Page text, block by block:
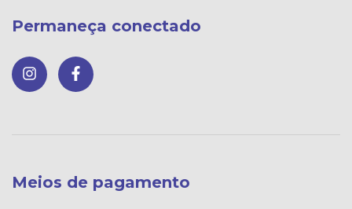
Permaneça conectado
Meios de pagamento